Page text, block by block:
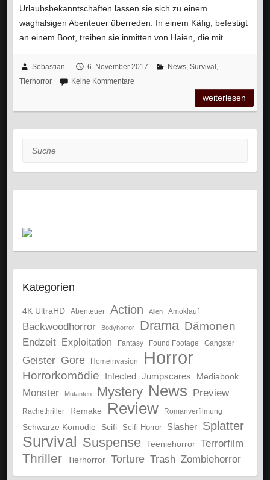
Urlaubsbekanntschaften lassen sie sich zu einem
waghalsigen Abenteuer überreden: In einem Käfig, befestigt
an einem Boot, treiben sie inmitten von Haien, die mit…
Sebastian 6. November 2017 News, Survival ,
Tierhorror
Keine Kommentare
weiterlesen
Suche
Kategorien
4K UltraHD Abenteuer Action Alien Amoklauf
Backwoodhorror Bodyhorror Drama Dämonen
Endzeit Exploitation Fantasy Found Footage Gangster
Geister Gore Homeinvasion Horror
Horrorkomödie Infected Jumpscares Mediabook
Monster Mutanten Mystery News Preview
Rachethriller Remake Review Romanverfilmung
Schwarze Komödie Scifi Scifi-Horror Slasher Splatter
Survival Suspense Teeniehorror Terrorfilm
Thriller Tierhorror Torture Trash Zombiehorror